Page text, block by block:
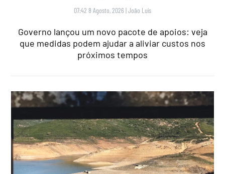
07:42 8 Agosto, 2026 |João Luís
Governo lançou um novo pacote de apoios: veja
que medidas podem ajudar a aliviar custos nos
próximos tempos